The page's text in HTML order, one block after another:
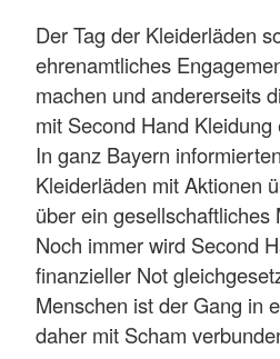
Der Tag der Kleiderläden
ehrenamtliches
machen und andererseits
mit Second Hand
In ganz Bayern
Kleiderläden mit Aktionen
über ein gesellschaftliches
Noch immer wird Second
finanzieller Not
Menschen ist der Gang in
daher mit Scham